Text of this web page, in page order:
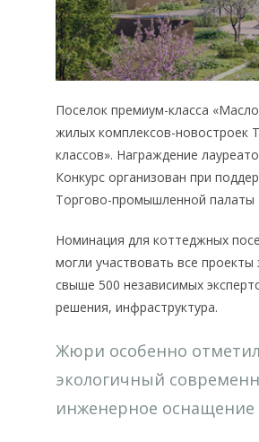
Поселок премиум-класса
жилых комплексов-новостроек
классов». Награждение
Конкурс организован при
Торгово-промышленной палаты
Номинация для коттеджных
могли участвовать все
свыше 500 независимых
решения, инфраструктура.
Жюри особенно
экологичный
инженерное оснащение